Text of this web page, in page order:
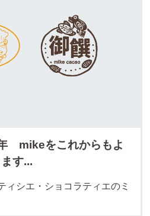
mikeをこれからもよ
す...
ィシエ・ショコラティエのミ